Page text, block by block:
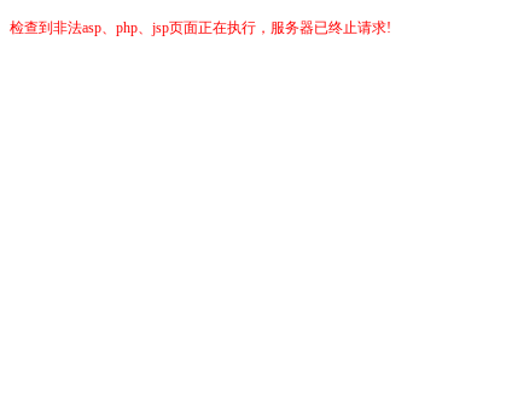
检查到非法asp、php、jsp页面正在执行，服务器已终止请求!